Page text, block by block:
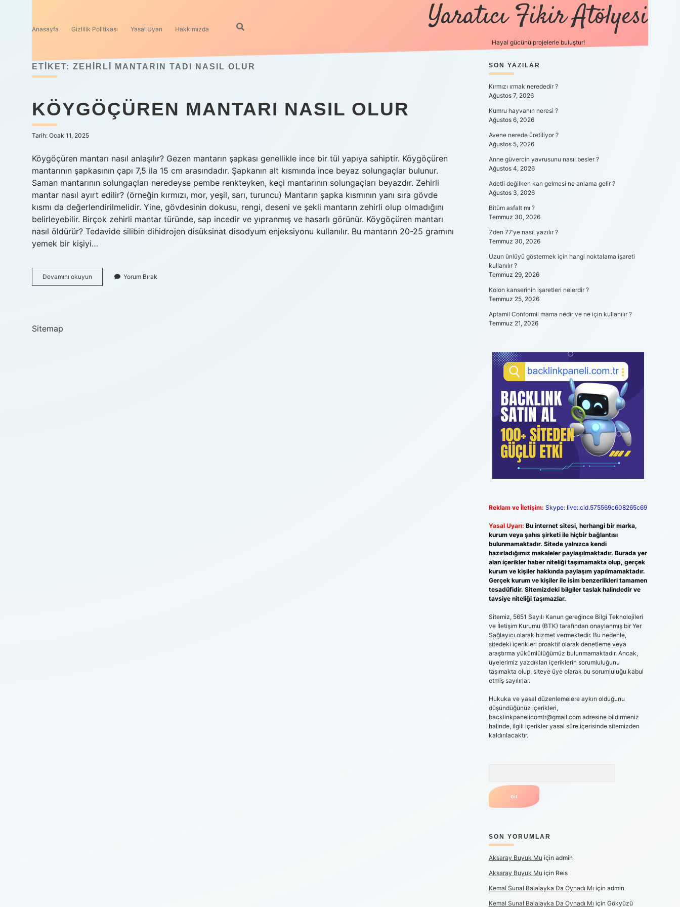
Anasayfa Gizlilik Politikası Yasal Uyarı Hakkımızda Yaratıcı Fikir Atölyesi
Hayal gücünü projelerle buluştur!
ETIKET: ZEHIRLI MANTARIN TADI NASIL OLUR
KÖYGÖÇÜREN MANTARI NASIL OLUR
Tarih: Ocak 11, 2025
Köygöçüren mantarı nasıl anlaşılır? Gezen mantarın şapkası genellikle ince bir tül yapıya sahiptir. Köygöçüren
mantarının şapkasının çapı 7,5 ila 15 cm arasındadır. Şapkanın alt kısmında ince beyaz solungaçlar bulunur.
Saman mantarının solungaçları neredeyse pembe renkteyken, keçi mantarının solungaçları beyazdır. Zehirli
mantar nasıl ayırt edilir? (örneğin kırmızı, mor, yeşil, sarı, turuncu) Mantarın şapka kısmının yanı sıra gövde
kısmı da değerlendirilmelidir. Yine, gövdesinin dokusu, rengi, deseni ve şekli mantarın zehirli olup olmadığını
belirleyebilir. Birçok zehirli mantar türünde, sap incedir ve yıpranmış ve hasarlı görünür. Köygöçüren mantarı
nasıl öldürür? Tedavide silibin dihidrojen disüksinat disodyum enjeksiyonu kullanılır. Bu mantarın 20-25 gramını
yemek bir kişiyi…
Devamını okuyun Köygöçüren
Mantarı
Yorum Bırak
Sitemap
SIDEBAR
SON YAZILAR
Kırmızı ırmak nerededir ?
Ağustos 7, 2026
Kumru hayvanın neresi ?
Ağustos 6, 2026
Avene nerede üretiliyor ?
Ağustos 5, 2026
Anne güvercin yavrusunu nasıl besler ?
Ağustos 4, 2026
Adetli değilken kan gelmesi ne anlama gelir ?
Ağustos 3, 2026
Bitüm asfalt mı ?
Temmuz 30, 2026
7’den 77’ye nasıl yazılır ?
Temmuz 30, 2026
Uzun ünlüyü göstermek için hangi noktalama işareti
kullanılır ?
Temmuz 29, 2026
Kolon kanserinin işaretleri nelerdir ?
Temmuz 25, 2026
Aptamil Conformil mama nedir ve ne için kullanılır ?
Temmuz 21, 2026
Reklam ve İletişim: Skype: live:.cid.575569c608265c69
Yasal Uyarı: Bu internet sitesi, herhangi bir marka,
kurum veya şahıs şirketi ile hiçbir bağlantısı
bulunmamaktadır. Sitede yalnızca kendi
hazırladığımız makaleler paylaşılmaktadır. Burada yer
alan içerikler haber niteliği taşımamakta olup, gerçek
kurum ve kişiler hakkında paylaşım yapılmamaktadır.
Gerçek kurum ve kişiler ile isim benzerlikleri tamamen
tesadüfidir. Sitemizdeki bilgiler taslak halindedir ve
tavsiye niteliği taşımazlar.
Sitemiz, 5651 Sayılı Kanun gereğince Bilgi Teknolojileri
ve İletişim Kurumu (BTK) tarafından onaylanmış bir Yer
Sağlayıcı olarak hizmet vermektedir. Bu nedenle,
sitedeki içerikleri proaktif olarak denetleme veya
araştırma yükümlülüğümüz bulunmamaktadır. Ancak,
üyelerimiz yazdıkları içeriklerin sorumluluğunu
taşımakta olup, siteye üye olarak bu sorumluluğu kabul
etmiş sayılırlar.
Hukuka ve yasal düzenlemelere aykırı olduğunu
düşündüğünüz içerikleri,
backlinkpanelicomtr@gmail.comadresine bildirmeniz
halinde, ilgili içerikler yasal süre içerisinde sitemizden
kaldırılacaktır.
SON YORUMLAR
Aksaray Buyuk Mu için admin
Aksaray Buyuk Mu için Reis
Kemal Sunal Balalayka Da Oynadı Mı için admin
Kemal Sunal Balalayka Da Oynadı Mı için Gökyüzü